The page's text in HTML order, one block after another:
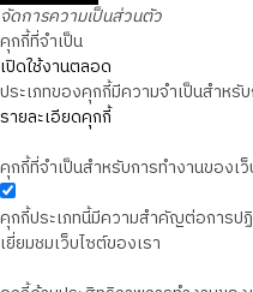
จัดการความเป็นส่วนตัว
คุกกี้ที่จำเป็น
เปิดใช้งานตลอด
ประเภทของคุกกี้มีความจำเป็นสำหรั
รายละเอียดคุกกี้
คุกกี้ที่จำเป็นสำหรับการทำงานของเ
คุกกี้ประเภทนี้มีความสำคัญต่อการป
เยี่ยมชมเว็บไซต์ของเรา